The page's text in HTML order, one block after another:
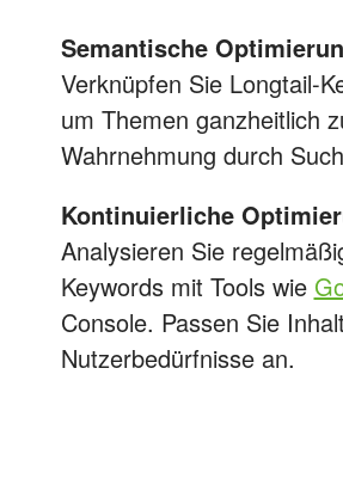
Semantische
Verknüpfen Sie Longtail-
um Themen ganzheitlich
Wahrnehmung durch
Kontinuierliche
Analysieren Sie
Keywords mit Tools wie
Console. Passen Sie
Nutzerbedürfnisse an.